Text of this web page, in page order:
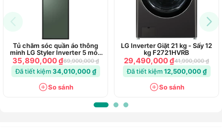
Tủ chăm sóc quần áo thông
minh LG Styler Inverter 5 móc
S5GOC
35,890,000 ₫69,900,000 ₫
Đã tiết kiệm34,010,000 ₫
So sánh
LG Inverter Giặt 21 kg - Sấy 12
kg F2721HVRB
29,490,000 ₫41,990,000 ₫
Đã tiết kiệm12,500,000 ₫
So sánh